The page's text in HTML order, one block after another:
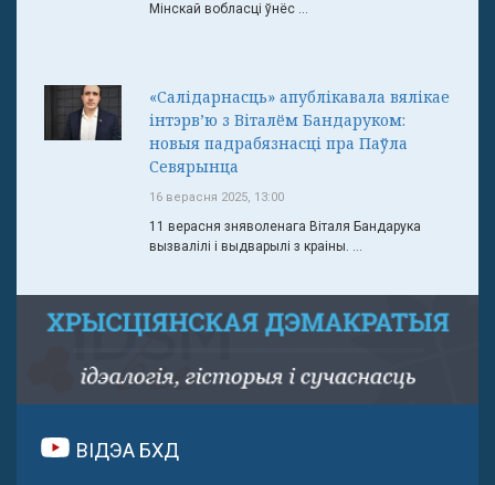
Мінскай вобласці ўнёс ...
«Салідарнасць» апублікавала вялікае
інтэрв’ю з Віталём Бандаруком:
новыя падрабязнасці пра Паўла
Севярынца
16 верасня 2025, 13:00
11 верасня зняволенага Віталя Бандарука
вызвалілі і выдварылі з краіны. ...
ВІДЭА БХД